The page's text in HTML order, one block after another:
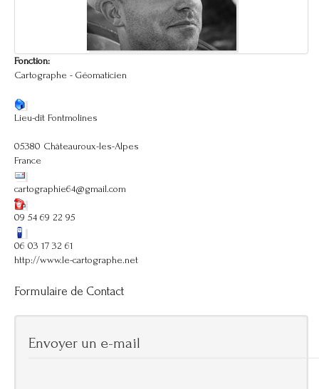
Fonction:
Cartographe - Géomaticien
Lieu-dit Fontmolines
05380 Châteauroux-les-Alpes
France
cartographie64@gmail.com
09 54 69 22 95
06 03 17 32 61
http://www.le-cartographe.net
Formulaire de Contact
Envoyer un e-mail